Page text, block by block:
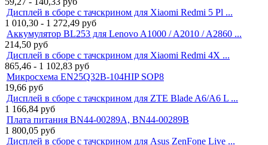
Дисплей в сборе с тачскрином для Xiaomi Redmi 5 Pl ...
1 010,30 - 1 272,49 руб
Аккумулятор BL253 для Lenovo A1000 / A2010 / A2860 ...
214,50 руб
Дисплей в сборе с тачскрином для Xiaomi Redmi 4X ...
865,46 - 1 102,83 руб
Микросхема EN25Q32B-104HIP SOP8
19,66 руб
Дисплей в сборе с тачскрином для ZTE Blade A6/A6 L ...
1 166,84 руб
Плата питания BN44-00289A, BN44-00289B
1 800,05 руб
Дисплей в сборе с тачскрином для Asus ZenFone Live ...